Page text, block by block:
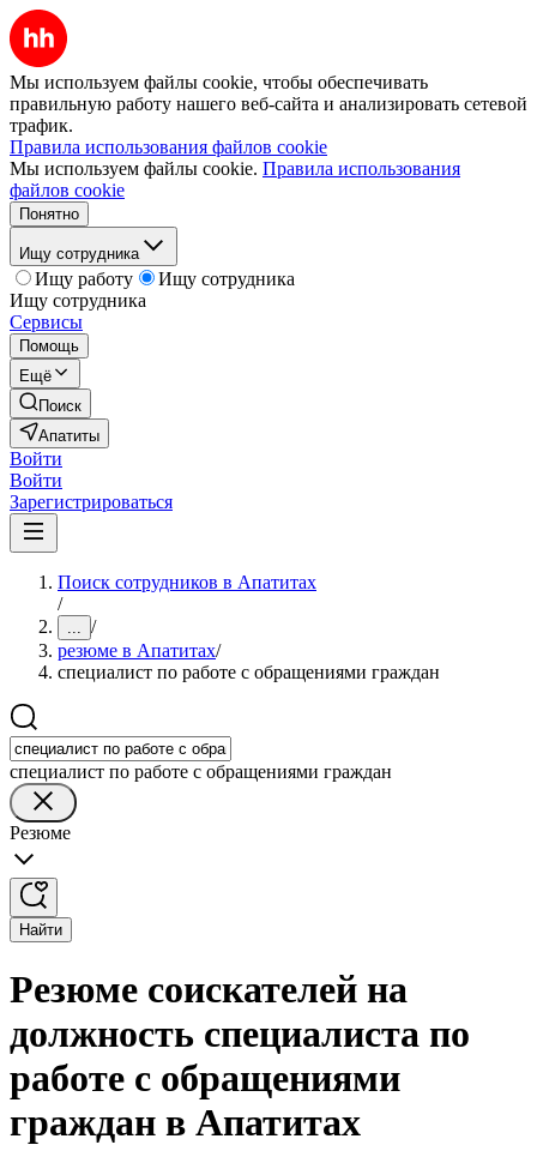
Мы используем файлы cookie, чтобы обеспечивать
правильную работу нашего веб-сайта и анализировать сетевой
трафик.
Правила использования файлов cookie
Мы используем файлы cookie. Правила использования
файлов cookie
Понятно
Ищу сотрудника
Ищу работу
Ищу сотрудника
Ищу сотрудника
Сервисы
Помощь
Ещё
Поиск
Апатиты
Войти
Войти
Зарегистрироваться
Поиск сотрудников в Апатитах
/
... /
резюме в Апатитах/
специалист по работе с обращениями граждан
специалист по работе с обращениями граждан
Резюме
Найти
Резюме соискателей на
должность специалиста по
работе с обращениями
граждан в Апатитах